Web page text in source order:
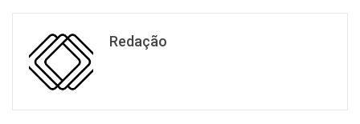
Redação